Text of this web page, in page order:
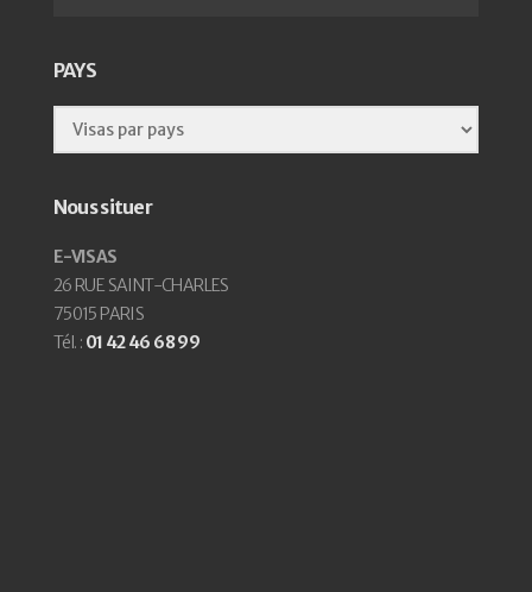
PAYS
Nous situer
E-VISAS
26 RUE SAINT-CHARLES
75015 PARIS
Tél. : 01 42 46 68 99